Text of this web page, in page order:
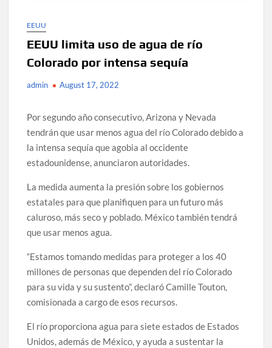
EEUU
EEUU limita uso de agua de río
Colorado por intensa sequía
admin August 17, 2022
Por segundo año consecutivo, Arizona y Nevada
tendrán que usar menos agua del río Colorado debido a
la intensa sequía que agobia al occidente
estadounidense, anunciaron autoridades.
La medida aumenta la presión sobre los gobiernos
estatales para que planifiquen para un futuro más
caluroso, más seco y poblado. México también tendrá
que usar menos agua.
“Estamos tomando medidas para proteger a los 40
millones de personas que dependen del río Colorado
para su vida y su sustento”, declaró Camille Touton,
comisionada a cargo de esos recursos.
El río proporciona agua para siete estados de Estados
Unidos, además de México, y ayuda a sustentar la